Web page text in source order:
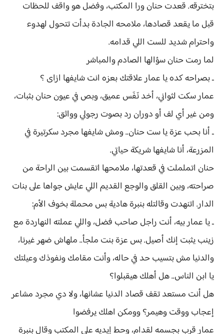
بتخترقه. قعدت حنان ورا المكتب، وفضل هو واقف للحظات
قبل ما يقعد قصادها، ملامحه الجادة بدأت تتحول لهدوء
واحترام شديد للست اللي قدامه.
لما رمت حنان سؤالها الصادم والمباشر
ـ بصراحه كده يا عمار علاقتك بعزه انت شايفها ازاى ؟
عمار سكت لثواني، أخد نَفَس عميق، وبص في عيون حنان بثبات،
ومن غير أي لف أو دوران رد بصوت رجولي وواثق:
ـ أنا بحب عزة يا ست حنان.. ومش شايفها مجرد سكرتيرة في
المزرعة، أنا شايفها شريكة حياتي.
حنان اتململت في قعدتها، ملامحها اتقسمت بين الراحة من
صراحته، وبين القلق والوجع القديم اللي عايش جواها على بنات
الدار. اتنهدت وقالتله بنبرة هادية بس محملة بخوف الأم:
ـ يا عمار بيه، أنت راجل صاحب فضل، واللي عملته النهاردة مع
زينب يثبت إنك أصيل. بس عزة بنت ملجأ.. ملهاش ضهر غيرنا،
والدنيا مش بتسيب حد في حاله، وأنت مقامك ونفوذك وعيلتك
يا ابن الناس.. هل أهلك هيقبلوا؟
هل أنت مستعد تقف قصاد الدنيا عشانها، ولا دي مجرد مشاعر
إعجاب ووقت وهيمر؟ وومكن اهلك يرفضوا
عمار قرب بجسمه لقدام، وحط إيديه على المكتب وقال بنبرة